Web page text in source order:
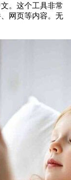
。这个工具非常
网页等内容。无